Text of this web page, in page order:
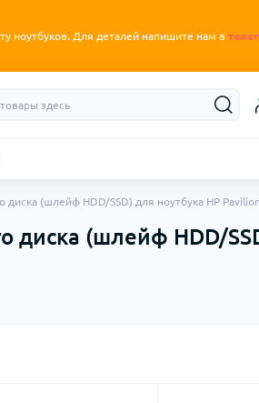
ноутбуков. Для деталей напишите нам в
(шлейф HDD/SSD) для ноутбука HP
диска (шлейф HDD/